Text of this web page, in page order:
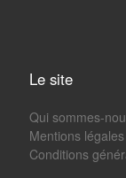
Le site
Qui sommes-
Mentions légales
Conditions